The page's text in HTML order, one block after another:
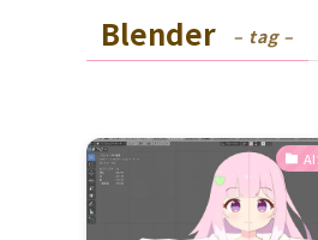
Blender – tag –